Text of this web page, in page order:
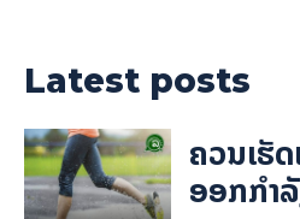
Latest posts
ຄວນເຮັ
ອອກກຳ